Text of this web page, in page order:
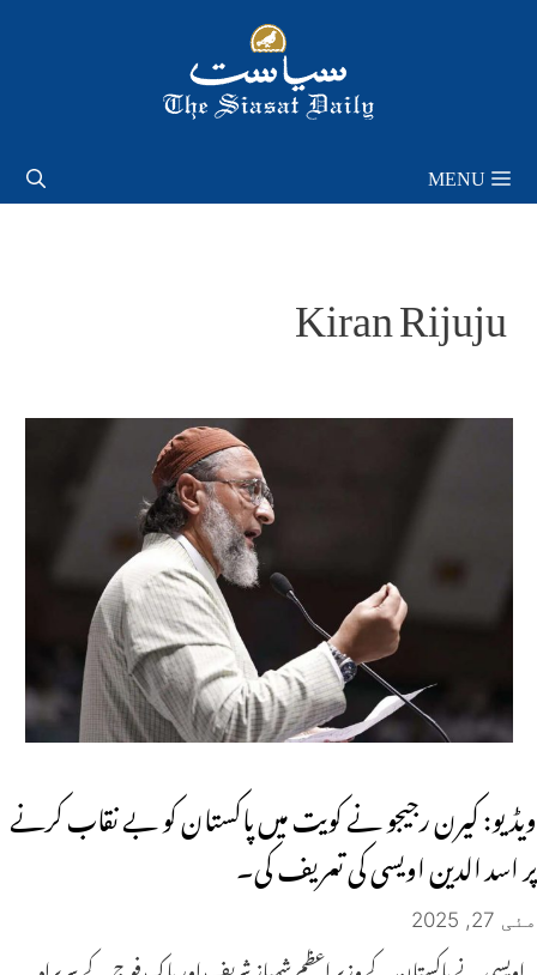
MENU
Kiran Rijuju
ویڈیو: کیرن رجیجو نے کویت میں پاکستان کو بے نقاب کرنے
پر اسد الدین اویسی کی تعریف کی۔
مئی 27, 2025